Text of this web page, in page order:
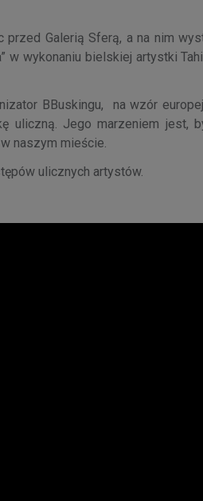
Galerią Sferą, a na nim
w wykonaniu bielskiej artystki
BBuskingu, na wzór
uliczną. Jego marzeniem jest,
naszym mieście.
ulicznych artystów.